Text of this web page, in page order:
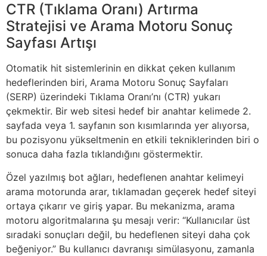
CTR (Tıklama Oranı) Artırma
Stratejisi ve Arama Motoru Sonuç
Sayfası Artışı
Otomatik hit sistemlerinin en dikkat çeken kullanım
hedeflerinden biri, Arama Motoru Sonuç Sayfaları
(SERP) üzerindeki Tıklama Oranı’nı (CTR) yukarı
çekmektir. Bir web sitesi hedef bir anahtar kelimede 2.
sayfada veya 1. sayfanın son kısımlarında yer alıyorsa,
bu pozisyonu yükseltmenin en etkili tekniklerinden biri o
sonuca daha fazla tıklandığını göstermektir.
Özel yazılmış bot ağları, hedeflenen anahtar kelimeyi
arama motorunda arar, tıklamadan geçerek hedef siteyi
ortaya çıkarır ve giriş yapar. Bu mekanizma, arama
motoru algoritmalarına şu mesajı verir: “Kullanıcılar üst
sıradaki sonuçları değil, bu hedeflenen siteyi daha çok
beğeniyor.” Bu kullanıcı davranışı simülasyonu, zamanla